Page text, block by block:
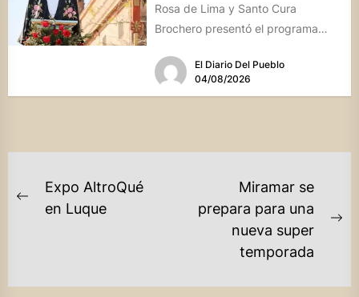
Rosa de Lima y Santo Cura
Brochero presentó el programa
El Diario Del Pueblo
04/08/2026
NAVEGACIÓN
Previous
Expo AltroQué
en Luque
Miramar se
prepara para una
nueva super
temporada